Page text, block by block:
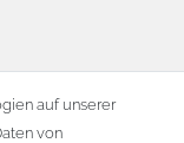
auf unserer
von